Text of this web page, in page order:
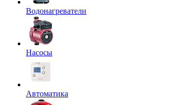
Водонагреватели
Насосы
Автоматика